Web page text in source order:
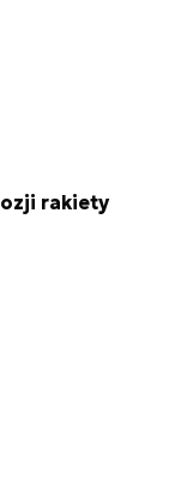
rakiety